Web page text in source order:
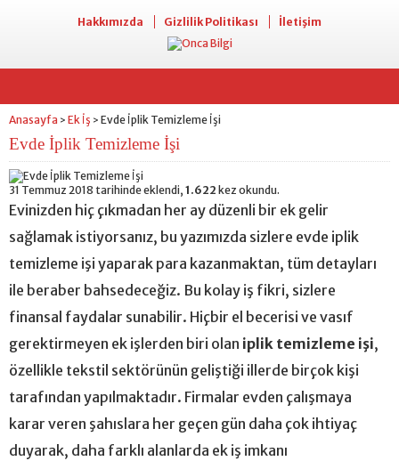
Hakkımızda Gizlilik Politikası İletişim
Anasayfa > Ek İş > Evde İplik Temizleme İşi
Evde İplik Temizleme İşi
31 Temmuz 2018 tarihinde eklendi, 1.622 kez okundu.
Evinizden hiç çıkmadan her ay düzenli bir ek gelir
sağlamak istiyorsanız, bu yazımızda sizlere evde iplik
temizleme işi yaparak para kazanmaktan, tüm detayları
ile beraber bahsedeceğiz. Bu kolay iş fikri, sizlere
finansal faydalar sunabilir. Hiçbir el becerisi ve vasıf
gerektirmeyen ek işlerden biri olan iplik temizleme işi,
özellikle tekstil sektörünün geliştiği illerde birçok kişi
tarafından yapılmaktadır. Firmalar evden çalışmaya
karar veren şahıslara her geçen gün daha çok ihtiyaç
duyarak, daha farklı alanlarda ek iş imkanı